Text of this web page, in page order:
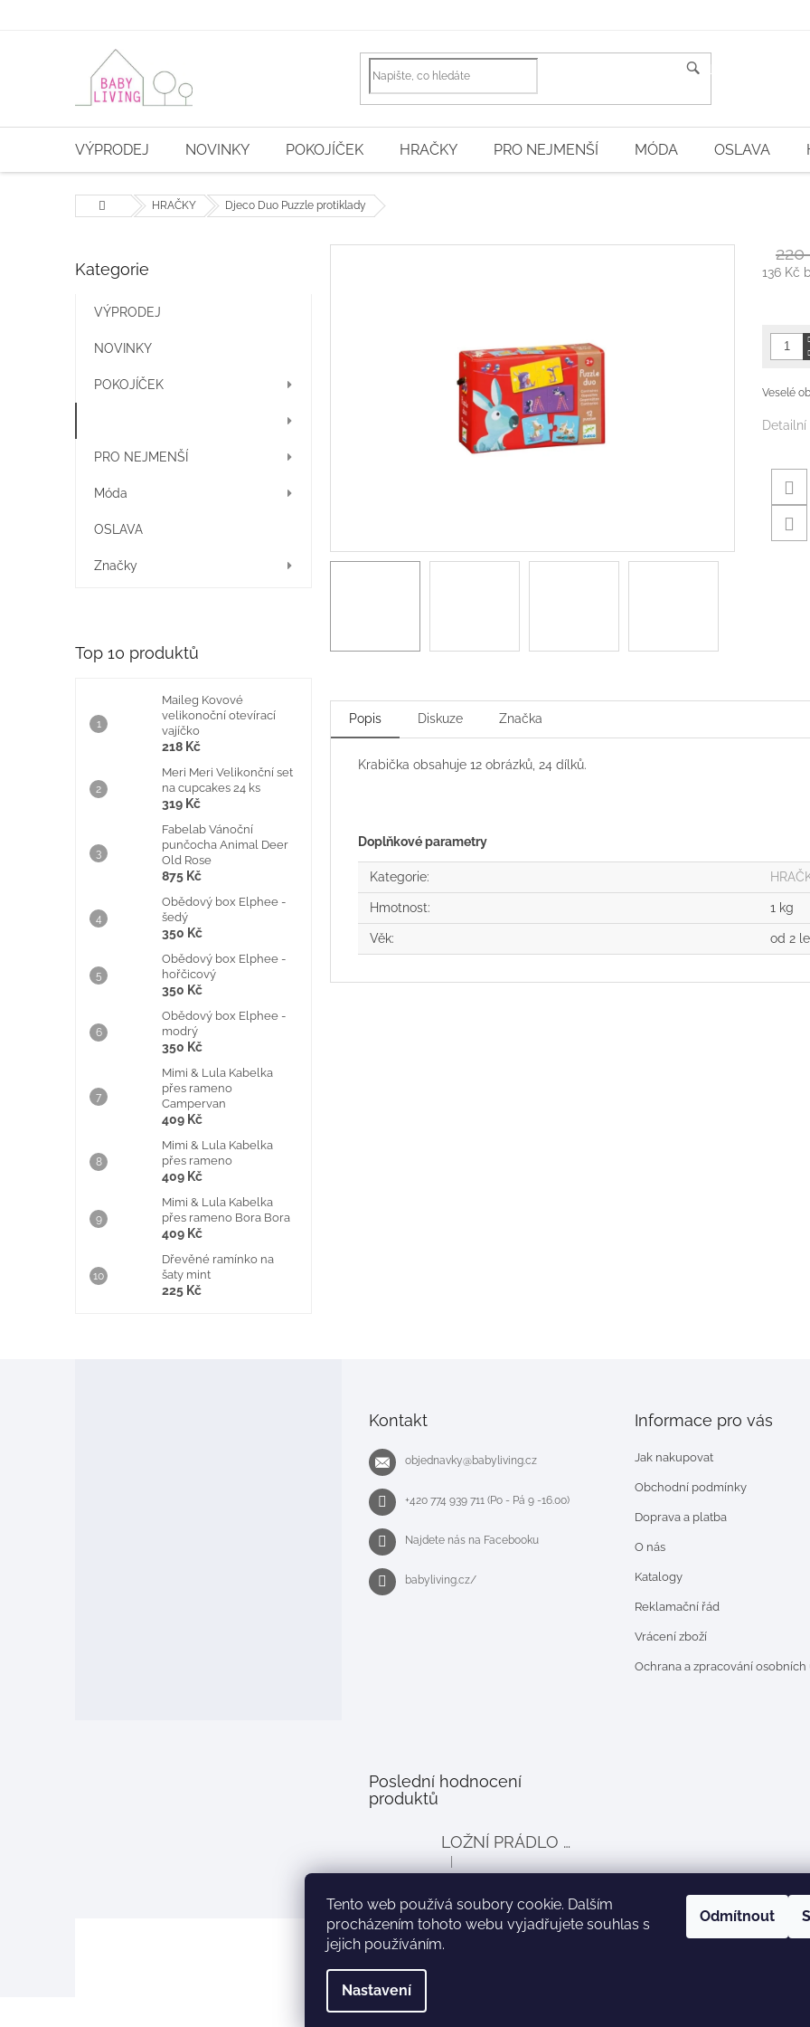
Tento web používá soubory cookie. Dalším
procházením tohoto webu vyjadřujete souhlas s
jejich používáním.
Nastavení
Odmítnout
HLEDAT
VÝPRODEJ NOVINKY POKOJÍČEK HRAČKY PRO NEJMENŠÍ MÓDA OSLAVA
Domů HRAČKY Djeco Duo Puzzle protiklady
o
Přeskočit
Kategorie
VÝPRODEJ
NOVINKY
POKOJÍČEK
PRO NEJMENŠÍ
Móda
OSLAVA
Značky
Top 10 produktů
Maileg Kovové
velikonoční otevírací
vajíčko
218 Kč
Meri Meri Velikonční set
na cupcakes 24 ks
319 Kč
Fabelab Vánoční
punčocha Animal Deer
Old Rose
875 Kč
Obědový box Elphee -
šedý
350 Kč
Obědový box Elphee -
hořčicový
350 Kč
Obědový box Elphee -
modrý
350 Kč
Mimi & Lula Kabelka
přes rameno
Campervan
409 Kč
Mimi & Lula Kabelka
přes rameno
409 Kč
Mimi & Lula Kabelka
přes rameno Bora Bora
409 Kč
Dřevěné ramínko na
šaty mint
225 Kč
220
136 Kč
Veselé
Popis Diskuze Značka
Krabička obsahuje 12 obrázků, 24 dílků.
Doplňkové parametry
Kategorie:
Hmotnost: 1 kg
Věk: od 2
Kontakt
objednavky@babyliving.cz
+420 774 939 711 (Po - Pá 9 -16.00)
Najdete nás na Facebooku
babyliving.cz/
Informace pro vás
Jak nakupovat
Obchodní podmínky
Doprava a platba
O nás
Katalogy
Reklamační řád
Vrácení zboží
Ochrana a zpracování osobních
Poslední hodnocení
produktů
LOŽNÍ PRÁDLO DO POSTÝLKY PRO PANENKY BALLOON - šedé
Hodnocení produktu je 4 z 5 hvězdiček.
|